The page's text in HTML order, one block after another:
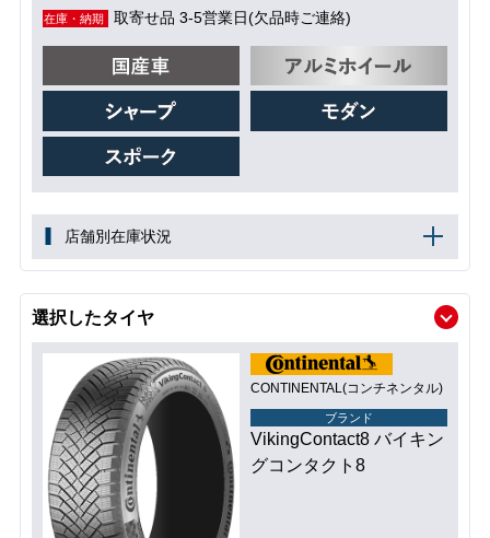
在庫・納期 取寄せ品 3-5営業日(欠品時ご連絡)
店舗別在庫状況
選択したタイヤ
CONTINENTAL(コンチネンタル)
ブランド
VikingContact8 バイキン
グコンタクト8